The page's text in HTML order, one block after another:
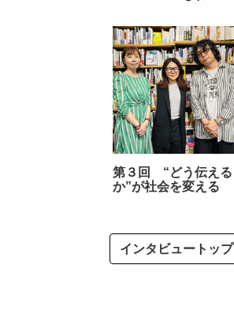
第３回 “どう伝える
か”が社会を変える
インタビュートップ